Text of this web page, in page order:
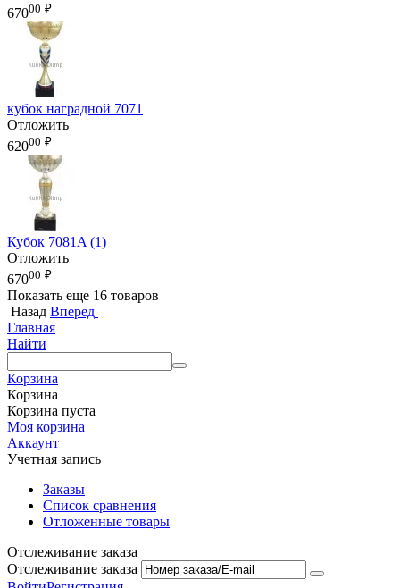
67000 ₽
кубок наградной 7071
Отложить
62000 ₽
Кубок 7081A (1)
Отложить
67000 ₽
Показать еще 16 товаров
Назад Вперед
Главная
Найти
Корзина
Корзина
Корзина пуста
Моя корзина
Аккаунт
Учетная запись
Заказы
Список сравнения
Отложенные товары
Отслеживание заказа
Отслеживание заказа